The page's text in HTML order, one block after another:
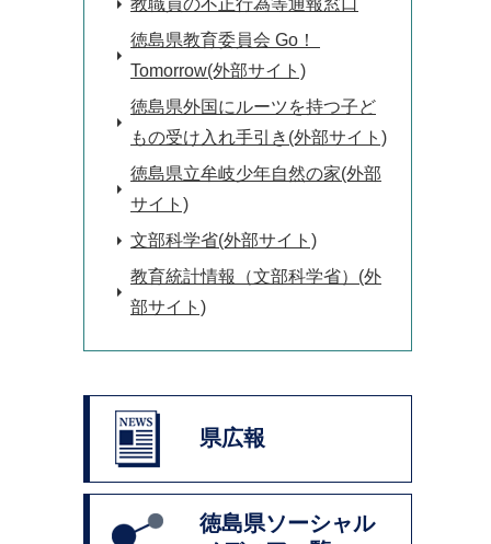
教職員の不正行為等通報窓口
徳島県教育委員会 Go！
Tomorrow(外部サイト)
徳島県外国にルーツを持つ子ど
もの受け入れ手引き(外部サイト)
徳島県立牟岐少年自然の家(外部
サイト)
文部科学省(外部サイト)
教育統計情報（文部科学省）(外
部サイト)
県広報
徳島県ソーシャル